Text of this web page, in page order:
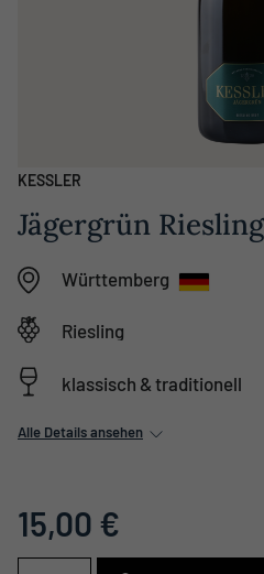
KESSLER
Jägergrün
Württemberg
Riesling
klassisch & traditionell
Alle Details ansehen
15,00 €